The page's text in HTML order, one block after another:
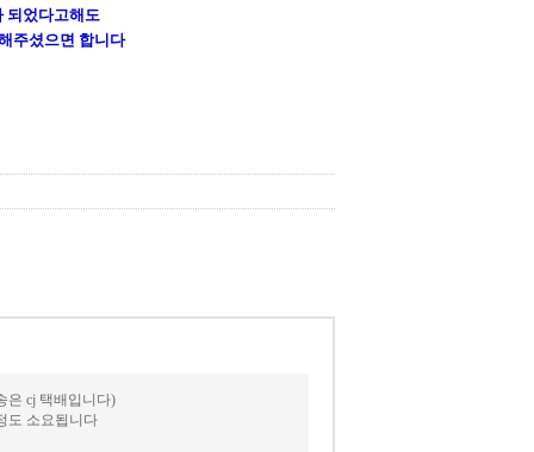
되었다고해도
주셨으면 합니다
은 cj 택배입니다)
도 소요됩니다